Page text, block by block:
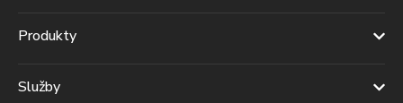
Produkty
Služby